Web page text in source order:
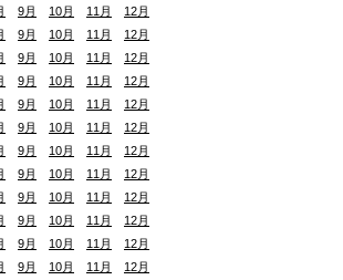
9月 10月 11月
12月
9月 10月 11月
12月
9月 10月 11月
12月
9月 10月 11月
12月
9月 10月 11月
12月
9月 10月 11月
12月
9月 10月 11月
12月
9月 10月 11月
12月
9月 10月 11月
12月
9月 10月 11月
12月
9月 10月 11月
12月
9月 10月 11月 12月